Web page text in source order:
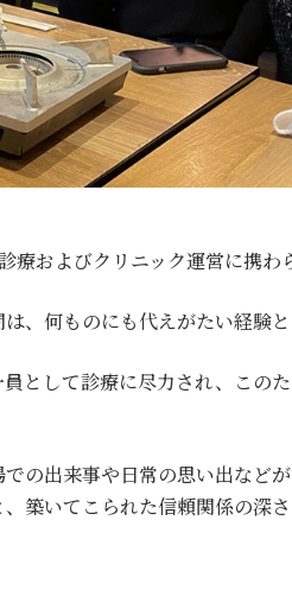
およびクリニック運営に携わ
、何ものにも代えがたい経験と
として診療に尽力され、この
の出来事や日常の思い出など
築いてこられた信頼関係の深